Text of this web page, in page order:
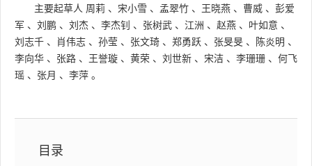
主要起草人 周莉 、 宋小雪 、 孟翠竹 、 王晓燕 、 曹威 、 彭爱
军 、 刘鹏 、 刘杰 、 李杰钊 、 张树武 、 江洲 、 赵燕 、 叶如意 、
刘志千 、 肖伟志 、 孙莹 、 张文琦 、 郑勇跃 、 张旻旻 、 陈炎明 、
李向华 、 张路 、 王誉璇 、 黄荣 、 刘世新 、 宋洁 、 李珊珊 、 何飞
瑶 、 张月 、 李萍 。
目录